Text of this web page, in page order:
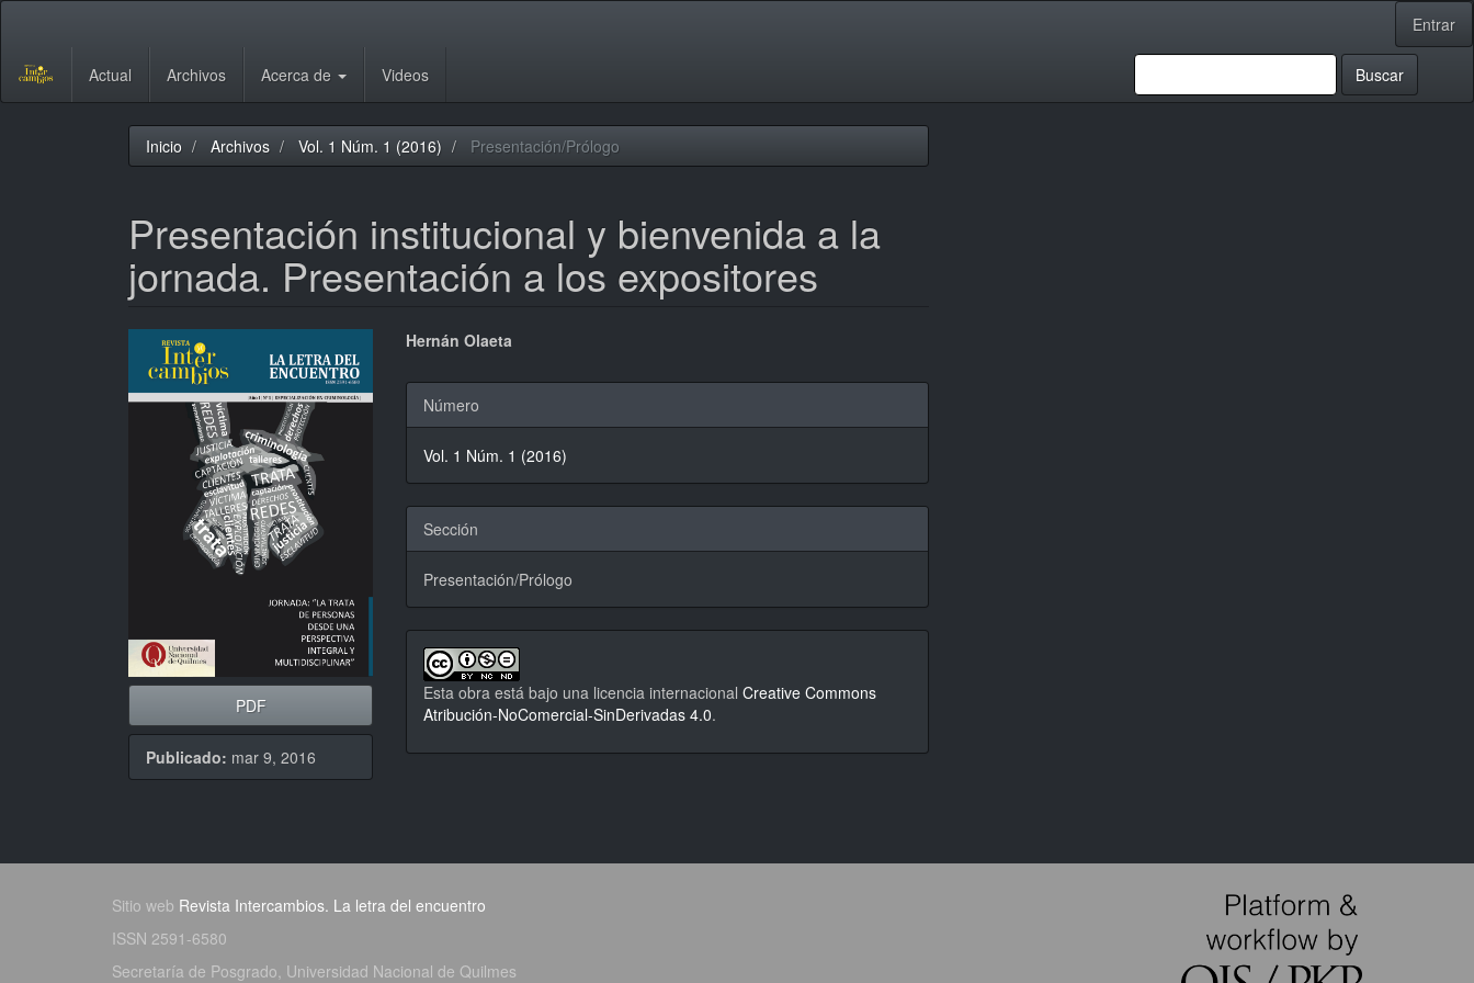
principal
Barra
Entrar
Actual Archivos Acerca de Videos Buscar
Inicio Archivos Vol. 1 Núm. 1 (2016) Presentación/Prólogo
Presentación institucional y bienvenida a la
jornada. Presentación a los expositores
Barra
lateral
del
artículo
PDF
Publicado: mar 9, 2016
Contenido
principal
del
artículo
Hernán Olaeta
Detalles
del
artículo
Número
Vol. 1 Núm. 1 (2016)
Sección
Presentación/Prólogo
Esta obra está bajo una licencia internacionalCreative Commons
Atribución-NoComercial-SinDerivadas 4.0.
Sitio web Revista Intercambios. La letra del encuentro
ISSN 2591-6580
Secretaría de Posgrado, Universidad Nacional de Quilmes